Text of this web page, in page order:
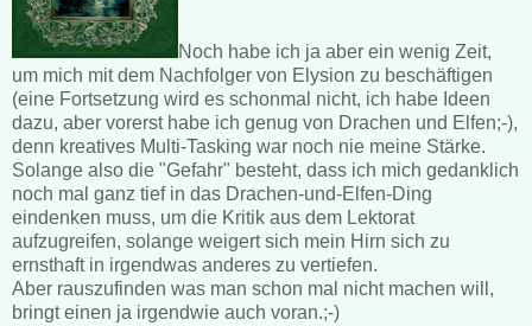
Noch habe ich ja aber ein wenig Zeit,
um mich mit dem Nachfolger von Elysion zu beschäftigen
(eine Fortsetzung wird es schonmal nicht, ich habe Ideen
dazu, aber vorerst habe ich genug von Drachen und Elfen;-),
denn kreatives Multi-Tasking war noch nie meine Stärke.
Solange also die "Gefahr" besteht, dass ich mich gedanklich
noch mal ganz tief in das Drachen-und-Elfen-Ding
eindenken muss, um die Kritik aus dem Lektorat
aufzugreifen, solange weigert sich mein Hirn sich zu
ernsthaft in irgendwas anderes zu vertiefen.
Aber rauszufinden was man schon mal nicht machen will,
bringt einen ja irgendwie auch voran.;-)